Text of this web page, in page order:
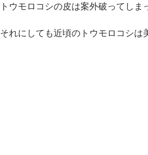
トウモロコシの皮は案外破ってし
それにしても近頃のトウモロコシは